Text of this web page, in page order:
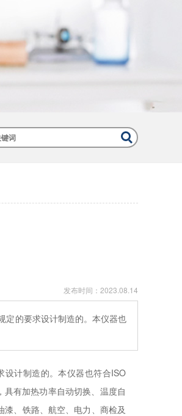
发布时间： 2023.08.14
定的要求设计制造的。本仪器也
设计制造的。本仪器也符合ISO
有加热功率自动切换、温度自
、铁路、航空、电力、商检及